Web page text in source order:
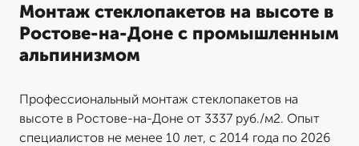
Монтаж стеклопакетов на высоте в
Ростове-на-Доне с промышленным
альпинизмом
Профессиональный монтаж стеклопакетов на
высоте в Ростове-на-Доне от 3337 руб./м2. Опыт
специалистов не менее 10 лет, с 2014 года по 2026